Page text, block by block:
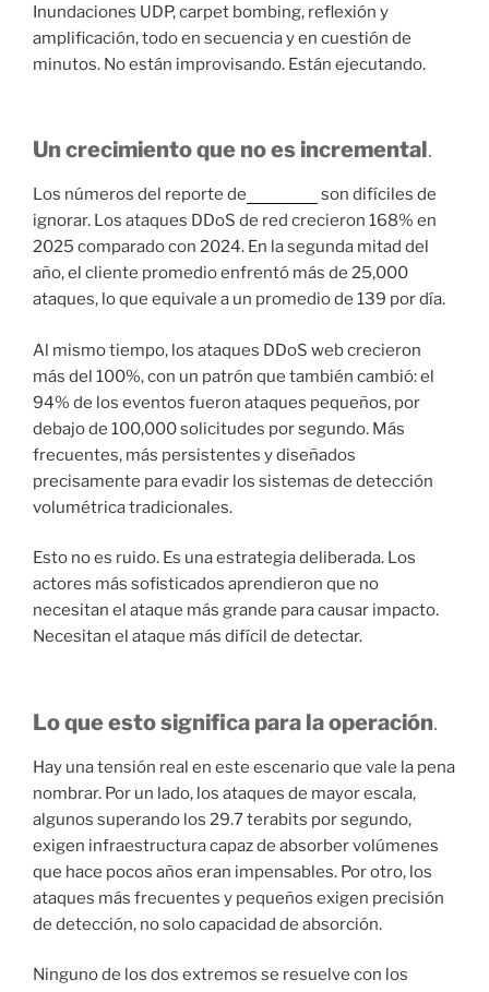
Inundaciones UDP, carpet bombing, reflexión y
amplificación, todo en secuencia y en cuestión de
minutos. No están improvisando. Están ejecutando.
Un crecimiento que no es incremental.
Los números del reporte de
son difíciles de
ignorar. Los ataques DDoS de red crecieron 168% en
2025 comparado con 2024. En la segunda mitad del
año, el cliente promedio enfrentó más de 25,000
ataques, lo que equivale a un promedio de 139 por día.
Al mismo tiempo, los ataques DDoS web crecieron
más del 100%, con un patrón que también cambió: el
94% de los eventos fueron ataques pequeños, por
debajo de 100,000 solicitudes por segundo. Más
frecuentes, más persistentes y diseñados
precisamente para evadir los sistemas de detección
volumétrica tradicionales.
Esto no es ruido. Es una estrategia deliberada. Los
actores más sofisticados aprendieron que no
necesitan el ataque más grande para causar impacto.
Necesitan el ataque más difícil de detectar.
Lo que esto significa para la operación.
Hay una tensión real en este escenario que vale la pena
nombrar. Por un lado, los ataques de mayor escala,
algunos superando los 29.7 terabits por segundo,
exigen infraestructura capaz de absorber volúmenes
que hace pocos años eran impensables. Por otro, los
ataques más frecuentes y pequeños exigen precisión
de detección, no solo capacidad de absorción.
Ninguno de los dos extremos se resuelve con los